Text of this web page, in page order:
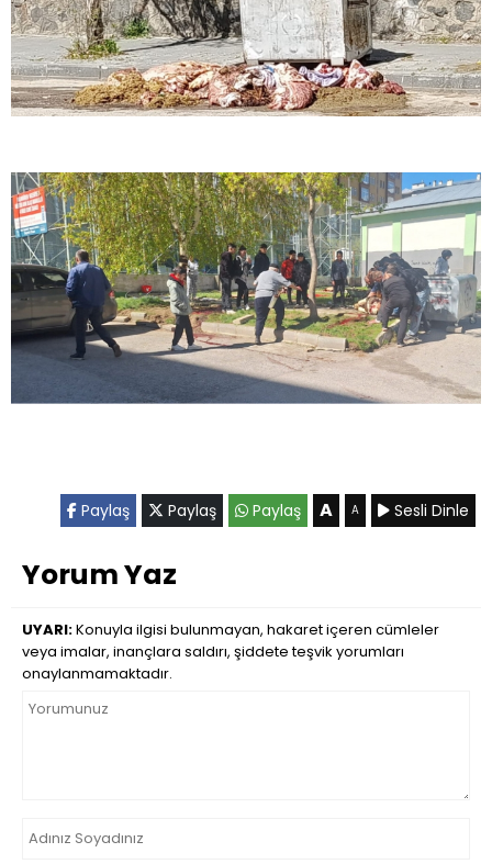
Paylaş Paylaş Paylaş A A Sesli Dinle
Yorum Yaz
UYARI:Konuyla ilgisi bulunmayan, hakaret içeren cümleler
veya imalar, inançlara saldırı, şiddete teşvik yorumları
onaylanmamaktadır.